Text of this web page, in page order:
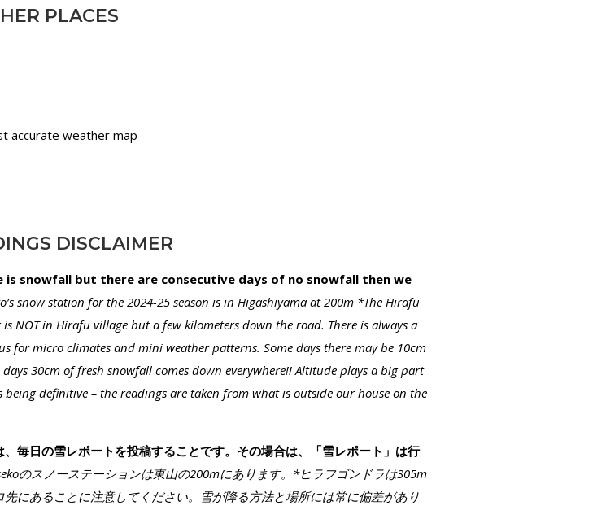
PLACES
accurate weather map
DISCLAIMER
snowfall but there are consecutive days of no snowfall then we
snow station for the 2024-25 season is in Higashiyama at 200m *The Hirafu
NOT in Hirafu village but a few kilometers down the road. There is always a
for micro climates and mini weather patterns. Some days there may be 10cm
30cm of fresh snowfall comes down everywhere!! Altitude plays a big part
being definitive – the readings are taken from what is outside our house on the
毎日の雪レポートを投稿することです。その場合は、「雪レポート」は行
のスノーステーションは東山の200mにあります。*ヒラフゴンドラは305m
にあることに注意してください。雪が降る方法と場所には常に偏差があり